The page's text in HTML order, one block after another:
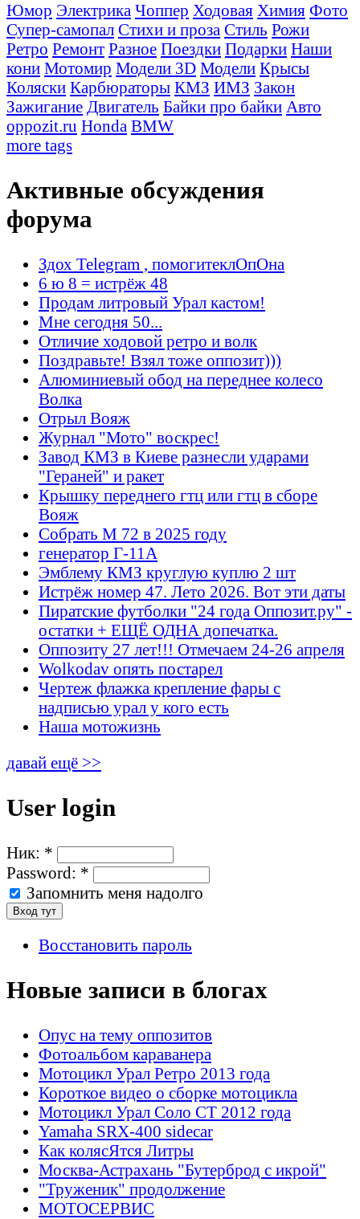
Юмор Электрика Чоппер Ходовая Химия Фото
Супер-самопал Стихи и проза Стиль Рожи
Ретро Ремонт Разное Поездки Подарки Наши
кони Мотомир Модели 3D Модели Крысы
Коляски Карбюраторы КМЗ ИМЗ Закон
Зажигание Двигатель Байки про байки Авто
oppozit.ru Honda BMW
more tags
Активные обсуждения
форума
Здох Telegram , помогитеклОпОна
6 ю 8 = истрёж 48
Продам литровый Урал кастом!
Мне сегодня 50...
Отличие ходовой ретро и волк
Поздравьте! Взял тоже оппозит)))
Алюминиевый обод на переднее колесо
Волка
Отрыл Вояж
Журнал "Мото" воскрес!
Завод КМЗ в Киеве разнесли ударами
"Гераней" и ракет
Крышку переднего гтц или гтц в сборе
Вояж
Собрать М 72 в 2025 году
генератор Г-11А
Эмблему КМЗ круглую куплю 2 шт
Истрёж номер 47. Лето 2026. Вот эти даты
Пиратские футболки "24 года Оппозит.ру" -
остатки + ЕЩЁ ОДНА допечатка.
Оппозиту 27 лет!!! Отмечаем 24-26 апреля
Wolkodav опять постарел
Чертеж флажка крепление фары с
надписью урал у кого есть
Наша мотожизнь
давай ещё >>
User login
Ник: *
Password: *
Запомнить меня надолго
Восстановить пароль
Новые записи в блогах
Опус на тему оппозитов
Фотоальбом караванера
Мотоцикл Урал Ретро 2013 года
Короткое видео о сборке мотоцикла
Мотоцикл Урал Соло СТ 2012 года
Yamaha SRX-400 sidecar
Как колясЯтся Литры
Москва-Астрахань "Бутерброд с икрой"
"Труженик" продолжение
МОТОСЕРВИС